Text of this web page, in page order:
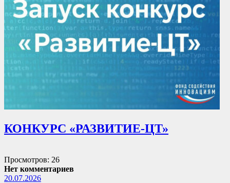
КОНКУРС «РАЗВИТИЕ-ЦТ»
Просмотров: 26
Нет комментариев
20.07.2026